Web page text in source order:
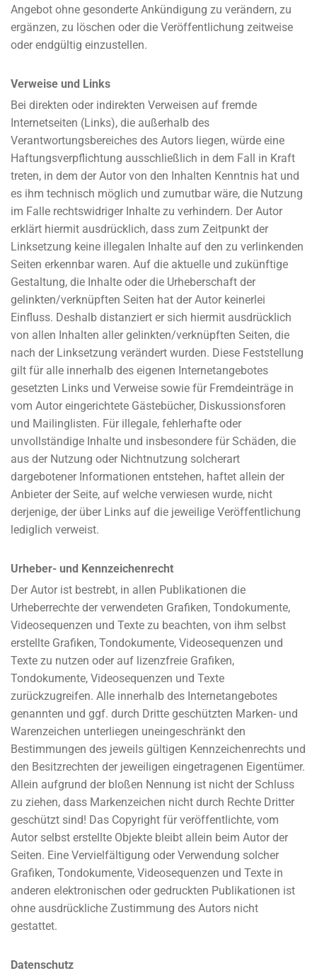
Angebot ohne gesonderte Ankündigung zu verändern, zu
ergänzen, zu löschen oder die Veröffentlichung zeitweise
oder endgültig einzustellen.
Verweise und Links
Bei direkten oder indirekten Verweisen auf fremde
Internetseiten (Links), die außerhalb des
Verantwortungsbereiches des Autors liegen, würde eine
Haftungsverpflichtung ausschließlich in dem Fall in Kraft
treten, in dem der Autor von den Inhalten Kenntnis hat und
es ihm technisch möglich und zumutbar wäre, die Nutzung
im Falle rechtswidriger Inhalte zu verhindern. Der Autor
erklärt hiermit ausdrücklich, dass zum Zeitpunkt der
Linksetzung keine illegalen Inhalte auf den zu verlinkenden
Seiten erkennbar waren. Auf die aktuelle und zukünftige
Gestaltung, die Inhalte oder die Urheberschaft der
gelinkten/verknüpften Seiten hat der Autor keinerlei
Einfluss. Deshalb distanziert er sich hiermit ausdrücklich
von allen Inhalten aller gelinkten/verknüpften Seiten, die
nach der Linksetzung verändert wurden. Diese Feststellung
gilt für alle innerhalb des eigenen Internetangebotes
gesetzten Links und Verweise sowie für Fremdeinträge in
vom Autor eingerichtete Gästebücher, Diskussionsforen
und Mailinglisten. Für illegale, fehlerhafte oder
unvollständige Inhalte und insbesondere für Schäden, die
aus der Nutzung oder Nichtnutzung solcherart
dargebotener Informationen entstehen, haftet allein der
Anbieter der Seite, auf welche verwiesen wurde, nicht
derjenige, der über Links auf die jeweilige Veröffentlichung
lediglich verweist.
Urheber- und Kennzeichenrecht
Der Autor ist bestrebt, in allen Publikationen die
Urheberrechte der verwendeten Grafiken, Tondokumente,
Videosequenzen und Texte zu beachten, von ihm selbst
erstellte Grafiken, Tondokumente, Videosequenzen und
Texte zu nutzen oder auf lizenzfreie Grafiken,
Tondokumente, Videosequenzen und Texte
zurückzugreifen. Alle innerhalb des Internetangebotes
genannten und ggf. durch Dritte geschützten Marken- und
Warenzeichen unterliegen uneingeschränkt den
Bestimmungen des jeweils gültigen Kennzeichenrechts und
den Besitzrechten der jeweiligen eingetragenen Eigentümer.
Allein aufgrund der bloßen Nennung ist nicht der Schluss
zu ziehen, dass Markenzeichen nicht durch Rechte Dritter
geschützt sind! Das Copyright für veröffentlichte, vom
Autor selbst erstellte Objekte bleibt allein beim Autor der
Seiten. Eine Vervielfältigung oder Verwendung solcher
Grafiken, Tondokumente, Videosequenzen und Texte in
anderen elektronischen oder gedruckten Publikationen ist
ohne ausdrückliche Zustimmung des Autors nicht
gestattet.
Datenschutz